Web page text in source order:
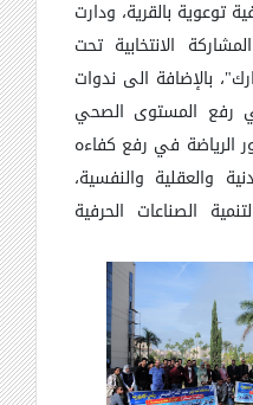
توعوية بالقرية، ودارت
الانتخابية تحت
بالإضافة الى ندوات
رفع المستوى الصحي
الرياضة في رفع كفاءه
والعقلية والنفسية،
الصناعات الحرفية